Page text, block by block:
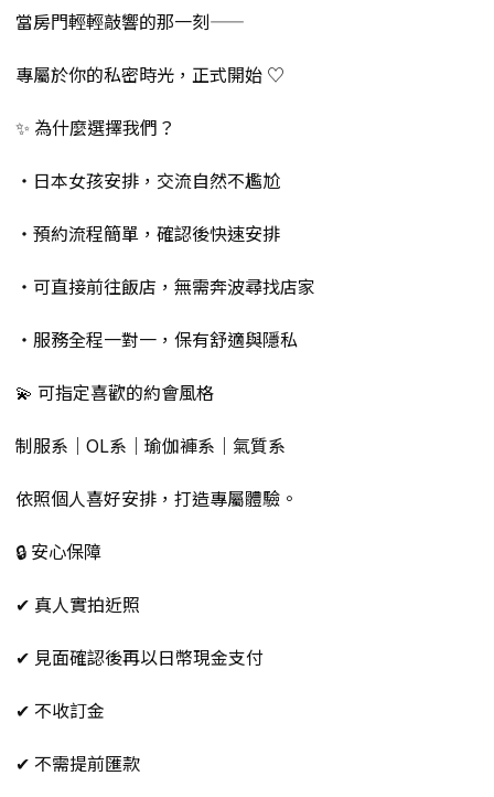
當房門輕輕敲響的那一刻——
專屬於你的私密時光，正式開始 ♡
✨ 為什麼選擇我們？
・日本女孩安排，交流自然不尷尬
・預約流程簡單，確認後快速安排
・可直接前往飯店，無需奔波尋找店家
・服務全程一對一，保有舒適與隱私
💫 可指定喜歡的約會風格
制服系｜OL系｜瑜伽褲系｜氣質系
依照個人喜好安排，打造專屬體驗。
🔒 安心保障
✔ 真人實拍近照
✔ 見面確認後再以日幣現金支付
✔ 不收訂金
✔ 不需提前匯款